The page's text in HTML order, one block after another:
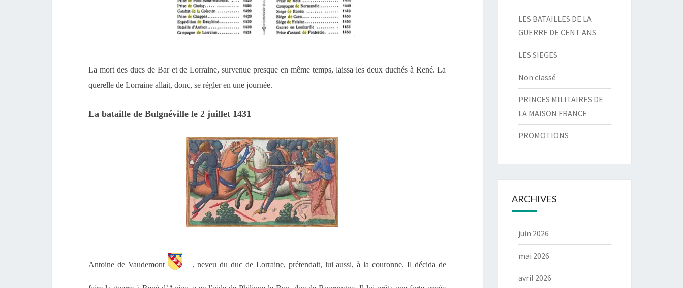
La mort des ducs de Bar et de Lorraine, survenue presque en même temps, laissa les deux duchés à René. La
querelle de Lorraine allait, donc, se régler en une journée.
La bataille de Bulgnéville le 2 juillet 1431
Antoine de Vaudemont , neveu du duc de Lorraine, prétendait, lui aussi, à la couronne. Il décida de
LES BATAILLES DE LA
GUERRE DE CENT ANS
LES SIEGES
Non classé
PRINCES MILITAIRES DE
LA MAISON FRANCE
PROMOTIONS
ARCHIVES
juin 2026
mai 2026
avril 2026